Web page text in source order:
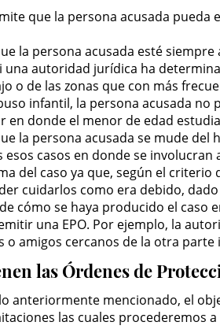
que la persona acusada
la persona acusada esté
una autoridad jurídica ha
o de las zonas que con más
infantil, la persona acusada
en donde el menor de edad
la persona acusada se mude
esos casos en donde se
del caso ya que, según el
cuidarlos como era debido,
cómo se haya producido el caso
una EPO. Por ejemplo, la
o amigos cercanos de la otra
las Órdenes de
anteriormente mencionado, el
las cuales procederemos